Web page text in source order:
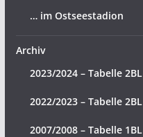
… im Ostseestadion
Archiv
2023/2024 – Tabelle 2BL
2022/2023 – Tabelle 2BL
2007/2008 – Tabelle 1BL